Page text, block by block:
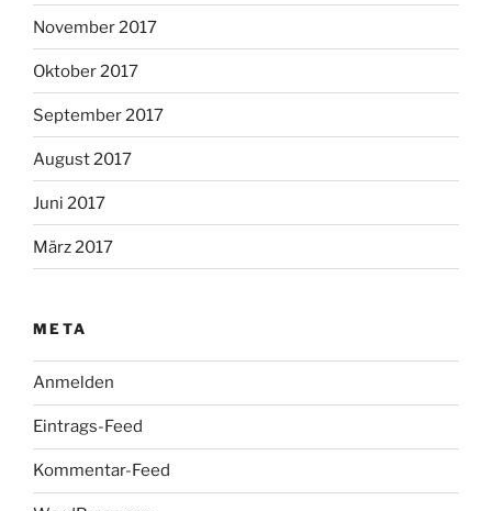
November 2017
Oktober 2017
September 2017
August 2017
Juni 2017
März 2017
META
Anmelden
Eintrags-Feed
Kommentar-Feed